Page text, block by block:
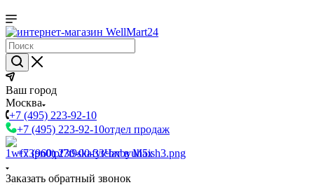
Ваш город
Москва
+7 (495) 223-92-10
+7 (495) 223-92-10отдел продаж
+7 (960) 230-00-33Чат в Max
Заказать обратный звонок